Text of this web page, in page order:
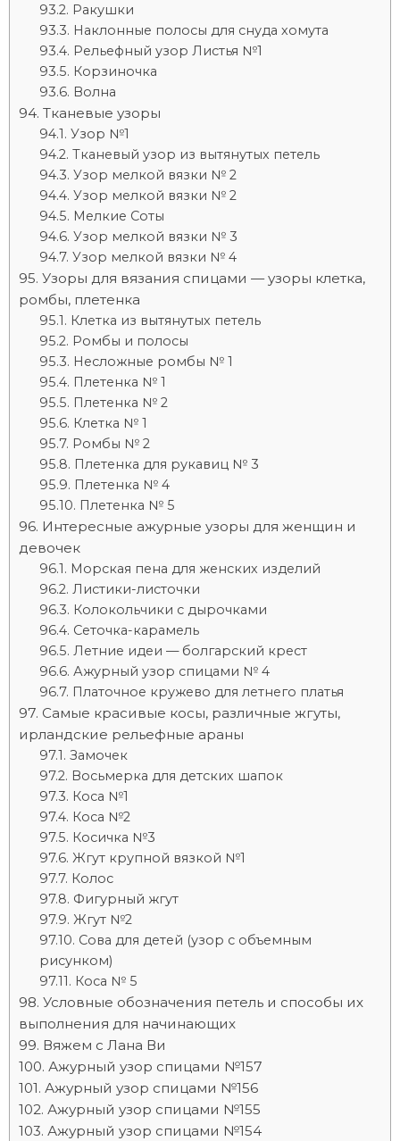
Ракушки
Наклонные полосы для снуда хомута
Рельефный узор Листья №1
Корзиночка
Волна
Тканевые узоры
Узор №1
Тканевый узор из вытянутых петель
Узор мелкой вязки № 2
Узор мелкой вязки № 2
Мелкие Соты
Узор мелкой вязки № 3
Узор мелкой вязки № 4
Узоры для вязания спицами — узоры клетка,
ромбы, плетенка
Клетка из вытянутых петель
Ромбы и полосы
Несложные ромбы № 1
Плетенка № 1
Плетенка № 2
Клетка № 1
Ромбы № 2
Плетенка для рукавиц № 3
Плетенка № 4
Плетенка № 5
Интересные ажурные узоры для женщин и
девочек
Морская пена для женских изделий
Листики-листочки
Колокольчики с дырочками
Сеточка-карамель
Летние идеи — болгарский крест
Ажурный узор спицами № 4
Платочное кружево для летнего платья
Самые красивые косы, различные жгуты,
ирландские рельефные араны
Замочек
Восьмерка для детских шапок
Коса №1
Коса №2
Косичка №3
Жгут крупной вязкой №1
Колос
Фигурный жгут
Жгут №2
Сова для детей (узор с объемным
рисунком)
Коса № 5
Условные обозначения петель и способы их
выполнения для начинающих
Вяжем с Лана Ви
Ажурный узор спицами №157
Ажурный узор спицами №156
Ажурный узор спицами №155
Ажурный узор спицами №154